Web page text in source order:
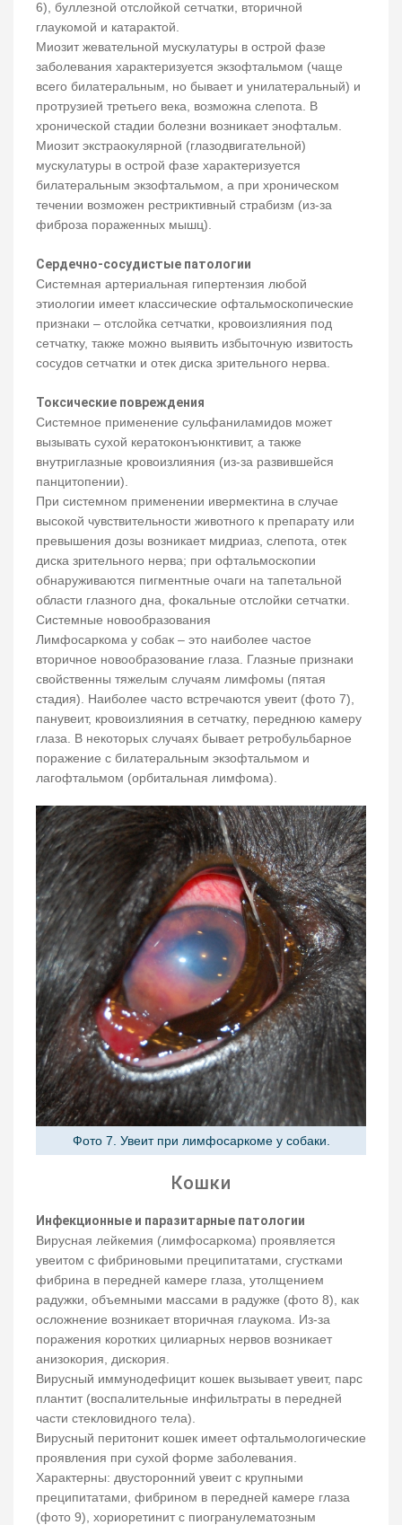
6), буллезной отслойкой сетчатки, вторичной
глаукомой и катарактой.
Миозит жевательной мускулатуры в острой фазе
заболевания характеризуется экзофтальмом (чаще
всего билатеральным, но бывает и унилатеральный) и
протрузией третьего века, возможна слепота. В
хронической стадии болезни возникает энофтальм.
Миозит экстраокулярной (глазодвигательной)
мускулатуры в острой фазе характеризуется
билатеральным экзофтальмом, а при хроническом
течении возможен рестриктивный страбизм (из-за
фиброза пораженных мышц).
Сердечно-сосудистые патологии
Системная артериальная гипертензия любой
этиологии имеет классические офтальмоскопические
признаки – отслойка сетчатки, кровоизлияния под
сетчатку, также можно выявить избыточную извитость
сосудов сетчатки и отек диска зрительного нерва.
Токсические повреждения
Системное применение сульфаниламидов может
вызывать сухой кератоконъюнктивит, а также
внутриглазные кровоизлияния (из-за развившейся
панцитопении).
При системном применении ивермектина в случае
высокой чувствительности животного к препарату или
превышения дозы возникает мидриаз, слепота, отек
диска зрительного нерва; при офтальмоскопии
обнаруживаются пигментные очаги на тапетальной
области глазного дна, фокальные отслойки сетчатки.
Системные новообразования
Лимфосаркома у собак – это наиболее частое
вторичное новообразование глаза. Глазные признаки
свойственны тяжелым случаям лимфомы (пятая
стадия). Наиболее часто встречаются увеит (фото 7),
панувеит, кровоизлияния в сетчатку, переднюю камеру
глаза. В некоторых случаях бывает ретробульбарное
поражение с билатеральным экзофтальмом и
лагофтальмом (орбитальная лимфома).
Фото 7. Увеит при лимфосаркоме у собаки.
Кошки
Инфекционные и паразитарные патологии
Вирусная лейкемия (лимфосаркома) проявляется
увеитом с фибриновыми преципитатами, сгустками
фибрина в передней камере глаза, утолщением
радужки, объемными массами в радужке (фото 8), как
осложнение возникает вторичная глаукома. Из-за
поражения коротких цилиарных нервов возникает
анизокория, дискория.
Вирусный иммунодефицит кошек вызывает увеит, парс
плантит (воспалительные инфильтраты в передней
части стекловидного тела).
Вирусный перитонит кошек имеет офтальмологические
проявления при сухой форме заболевания.
Характерны: двусторонний увеит с крупными
преципитатами, фибрином в передней камере глаза
(фото 9), хориоретинит с пиогранулематозным